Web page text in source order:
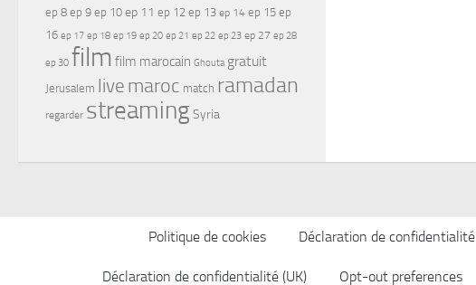
ep 8 ep 9 ep 10 ep 11 ep 12 ep 13 ep 14 ep 15 ep
16 ep 17 ep 18 ep 19 ep 20 ep 21 ep 22 ep 23 ep 27 ep 28
ep 30 film film marocain Ghouta gratuit
Jerusalem live maroc match ramadan
regarder streamingSyria
Politique de cookies Déclaration de confidentialité
Déclaration de confidentialité (UK) Opt-out preferences